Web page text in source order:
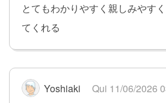
とてもわかりやすく親しみやす
てくれる
Yoshiaki Qui 11/06/2026